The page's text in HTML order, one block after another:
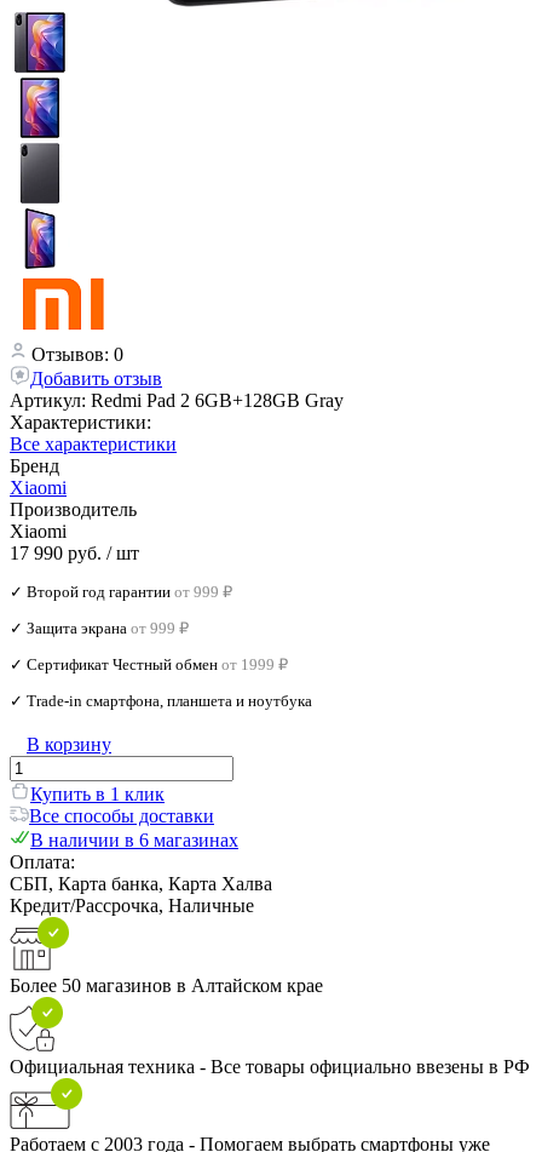
Отзывов: 0
Добавить отзыв
Артикул: Redmi Pad 2 6GB+128GB Gray
Характеристики:
Все характеристики
Бренд
Xiaomi
Производитель
Xiaomi
17 990 руб. / шт
✓ Второй год гарантии от 999 ₽
✓ Защита экрана от 999 ₽
✓ Сертификат Честный обмен от 1999 ₽
✓ Trade‑in смартфона, планшета и ноутбука
В корзину
Купить в 1 клик
Все способы доставки
В наличии в 6 магазинах
Оплата:
СБП, Карта банка, Карта Халва
Кредит/Рассрочка, Наличные
Более 50 магазинов в Алтайском крае
Официальная техника - Все товары официально ввезены в РФ
Работаем с 2003 года - Помогаем выбрать смартфоны уже